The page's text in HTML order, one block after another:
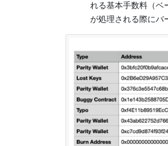
れる基本手数料（ベ
が処理される際にバ